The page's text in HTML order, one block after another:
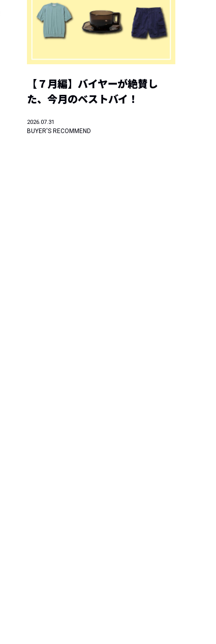
【７月編】バイヤーが絶賛し
た、今月のベストバイ！
2026.07.31
BUYER'S RECOMMEND